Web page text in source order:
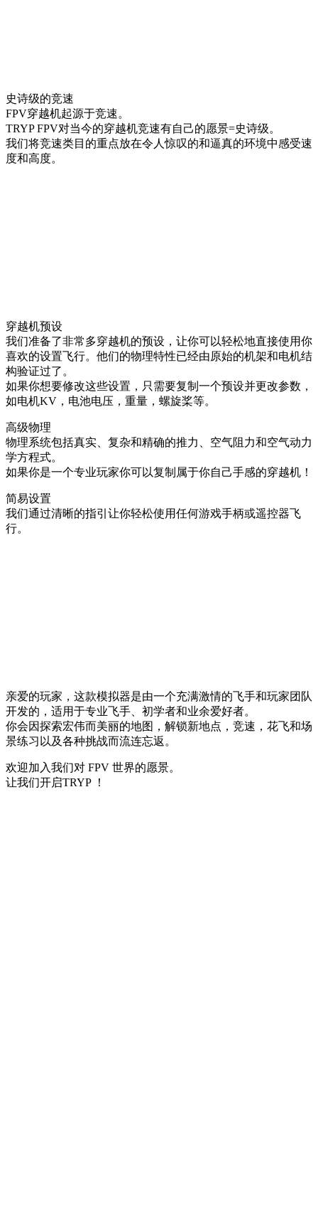
史诗级的竞速
FPV穿越机起源于竞速。
TRYP FPV对当今的穿越机竞速有自己的愿景=史诗级。
我们将竞速类目的重点放在令人惊叹的和逼真的环境中感受速
度和高度。
穿越机预设
我们准备了非常多穿越机的预设，让你可以轻松地直接使用你
喜欢的设置飞行。他们的物理特性已经由原始的机架和电机结
构验证过了。
如果你想要修改这些设置，只需要复制一个预设并更改参数，
如电机KV，电池电压，重量，螺旋桨等。
高级物理
物理系统包括真实、复杂和精确的推力、空气阻力和空气动力
学方程式。
如果你是一个专业玩家你可以复制属于你自己手感的穿越机！
简易设置
我们通过清晰的指引让你轻松使用任何游戏手柄或遥控器飞
行。
亲爱的玩家，这款模拟器是由一个充满激情的飞手和玩家团队
开发的，适用于专业飞手、初学者和业余爱好者。
你会因探索宏伟而美丽的地图，解锁新地点，竞速，花飞和场
景练习以及各种挑战而流连忘返。
欢迎加入我们对 FPV 世界的愿景。
让我们开启TRYP ！